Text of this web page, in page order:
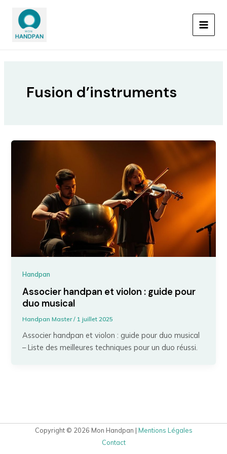
contenu
Fusion d’instruments
Handpan
Associer handpan et violon : guide pour
duo musical
Handpan Master/ 1 juillet 2025
Associer handpan et violon : guide pour duo musical
– Liste des meilleures techniques pour un duo réussi.
Copyright © 2026 Mon Handpan | Mentions Légales
Contact